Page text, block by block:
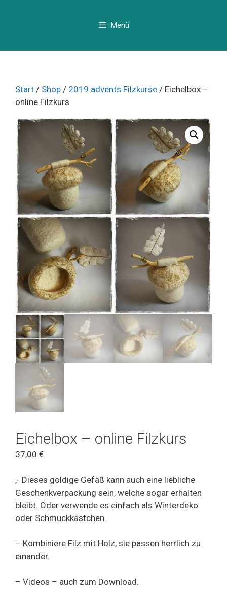
Menü
Start / Shop / 2019 advents Filzkurse / Eichelbox –
online Filzkurs
Eichelbox – online Filzkurs
37,00 €
‚- Dieses goldige Gefäß kann auch eine liebliche
Geschenkverpackung sein, welche sogar erhalten
bleibt. Oder verwende es einfach als Winterdeko
oder Schmuckkästchen.
– Kombiniere Filz mit Holz, sie passen herrlich zu
einander.
– Videos – auch zum Download.